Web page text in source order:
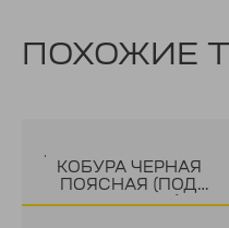
ПОХОЖИЕ
.
КОБУРА ЧЕРНАЯ
ПОЯСНАЯ (ПОД
ПИСТОЛЕТ)